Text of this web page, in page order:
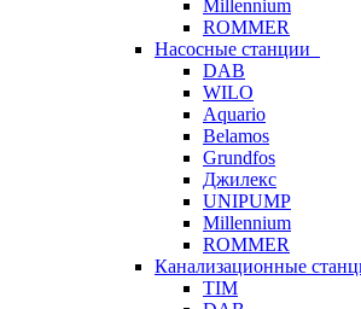
Millennium
ROMMER
Насосные станции
DAB
WILO
Aquario
Belamos
Grundfos
Джилекс
UNIPUMP
Millennium
ROMMER
Канализационные
TIM